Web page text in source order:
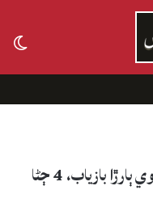
ملير ۾ رينجرز جي ڪارروائي، 2 مغوي ٻارڙا بازياب، 4 ڄڻا